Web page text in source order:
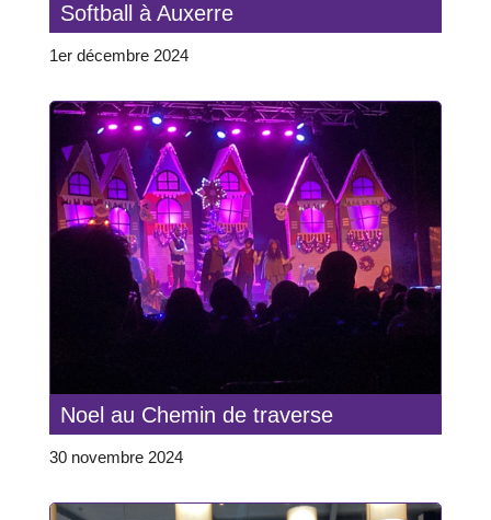
Softball à Auxerre
1er décembre 2024
Noel au Chemin de traverse
30 novembre 2024